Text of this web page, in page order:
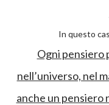
In questo
Ogni pensiero
nell’universo, nel
anche un pensiero